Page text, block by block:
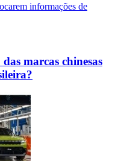
informações de
marcas chinesas